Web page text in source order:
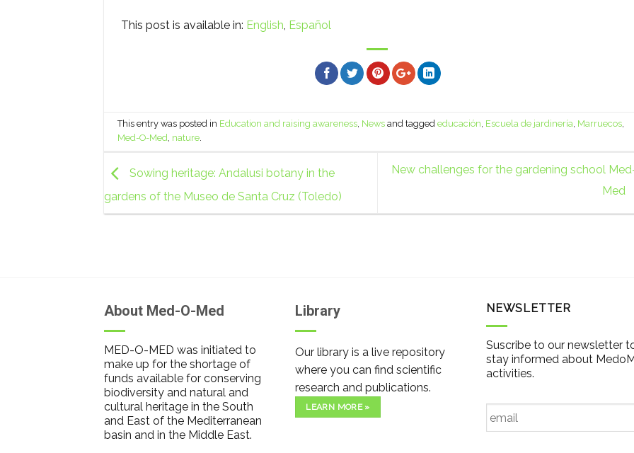
This post is available in: English Español
This entry was posted in Education and raising awareness News and taggededucación Escuela de jardinería Marruecos
Med-O-Med nature
Sowing heritage: Andalusi botany in the
gardens of the Museo de Santa Cruz (Toledo)
New challenges for the gardening school
Med
About Med-O-Med
MED-O-MED was initiated to
make up for the shortage of
funds available for conserving
biodiversity and natural and
cultural heritage in the South
and East of the Mediterranean
basin and in the Middle East.
Library
Our library is a live repository
where you can find scientific
research and publications.
LEARN MORE »
NEWSLETTER
Suscribe to our newsletter
stay informed about
activities.
Email *